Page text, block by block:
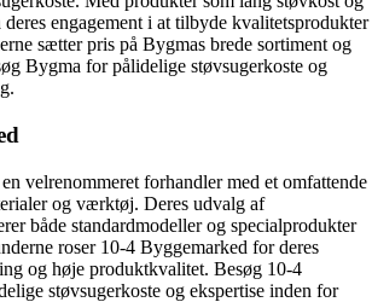
engagement i at tilbyde kvalitetsprodukter
sætter pris på Bygmas brede sortiment og
Bygma for pålidelige støvsugerkoste og
velrenommeret forhandler med et omfattende
og værktøj. Deres udvalg af
både standardmodeller og specialprodukter
roser 10-4 Byggemarked for deres
og høje produktkvalitet. Besøg 10-4
støvsugerkoste og ekspertise inden for